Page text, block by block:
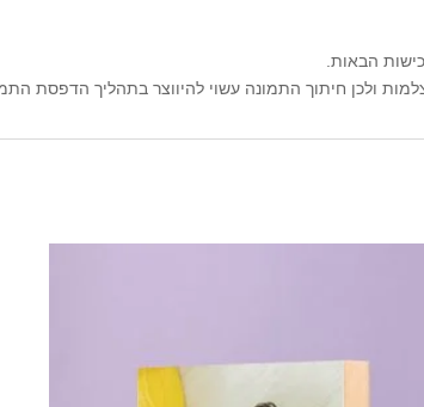
הבאות.
ולכן חיתוך התמונה עשוי להיווצר בתהליך הדפסת